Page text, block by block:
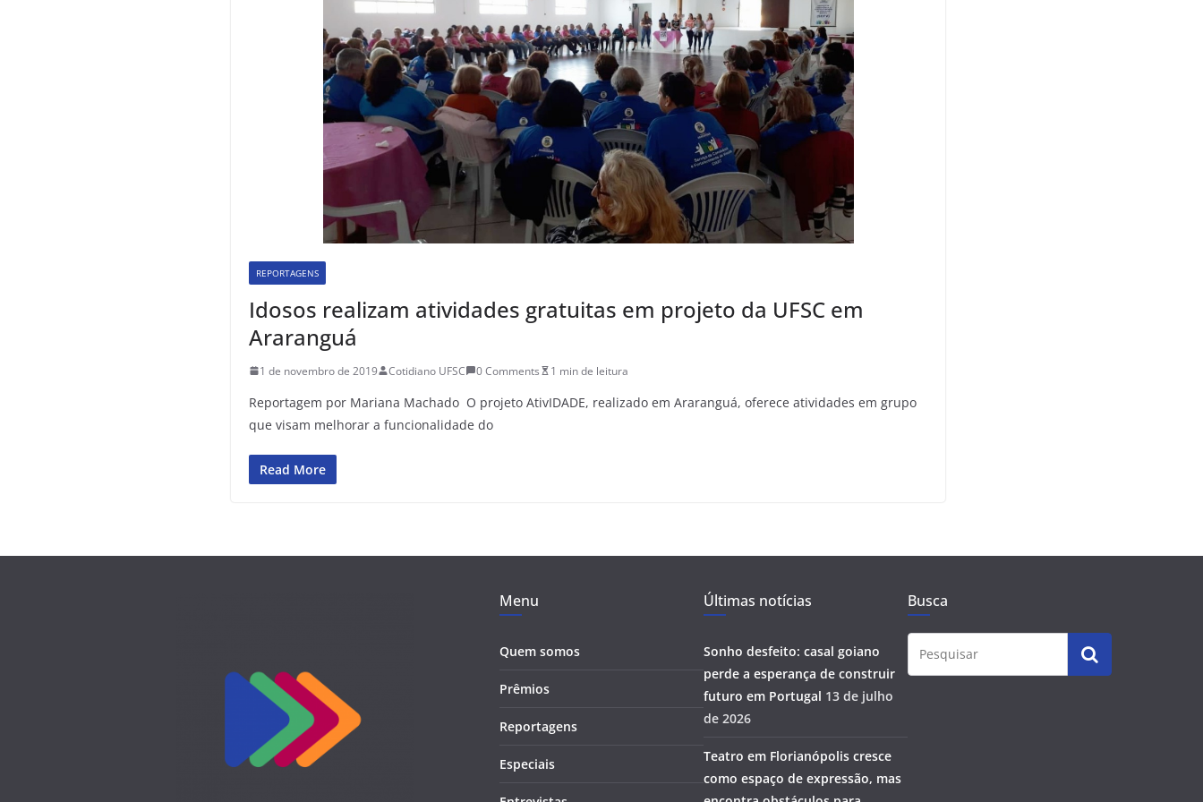
REPORTAGENS
Idosos realizam atividades gratuitas em projeto da UFSC em
Araranguá
1 de novembro de 2019 Cotidiano UFSC 0 Comments 1 min de leitura
Reportagem por Mariana Machado O projeto AtivIDADE, realizado em Araranguá, oferece atividades em grupo
que visam melhorar a funcionalidade do
Read More
Menu
Quem somos
Prêmios
Reportagens
Especiais
Últimas notícias
Sonho desfeito: casal goiano
perde a esperança de construir
futuro em Portugal 13 de julho
de 2026
Teatro em Florianópolis cresce
como espaço de expressão, mas
Busca